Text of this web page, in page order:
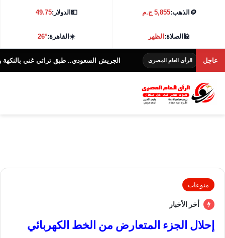
🪙 الذهب:5,855 ج.م 💵الدولار:49.75
🕌الصلاة:الظهر ☀️القاهرة:26°
عاجل
الرأى العام المصرى الجريش السعودي.. طبق تراثي غني بالنكهة والفوائد
منوعات
أخر الأخبار
إحلال الجزء المتعارض من الخط الكهربائي